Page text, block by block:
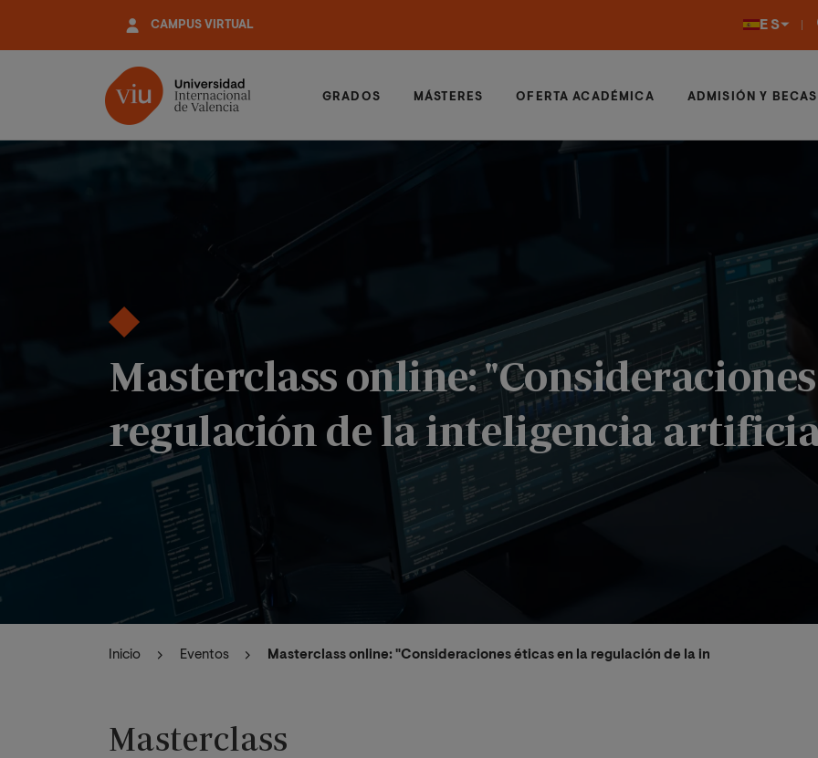
contenido
CAMPUS VIRTUAL ES
GRADOS MÁSTERES OFERTA ACADÉMICA ADMISIÓN Y BECAS
Masterclass online:
regulación de la inteligencia
Inicio Eventos Masterclass online: "Consideraciones éticas en la regulación de la inteligencia
Masterclass